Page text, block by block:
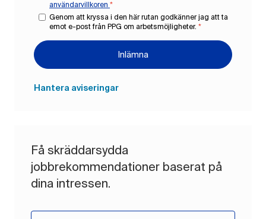
användarvillkoren *
Genom att kryssa i den här rutan godkänner jag att ta
emot e-post från PPG om arbetsmöjligheter. *
Inlämna
Hantera aviseringar
Få skräddarsydda
jobbrekommendationer baserat på
dina intressen.